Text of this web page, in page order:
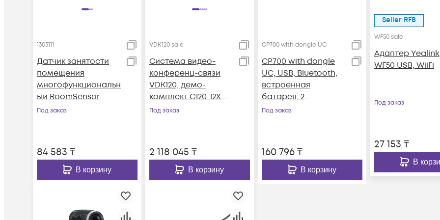
1303111
Датчик занятости
помещения
многофункциональн
ый RoomSensor
(AMS - 2 года)
Под заказ
84 583 ₸
В корзину
VDK120 sale
Система видео-
конференц-связи
VDK120, демо-
комплект C120-12X-
VCP41-8way,8
Под заказ
2 118 045 ₸
В корзину
CP700 with dongle UC
CP700 with dongle
UC, USB, Bluetooth,
встроенная
батарея, 2
встроенных
Под заказ
160 796₸
В корзину
Seller RFB
WF50 sale
Адаптер Yealink
WF50 USB, WiiFi
Под заказ
27 153 ₸
В